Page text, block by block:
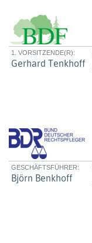
1. VORSITZENDE(R):
Gerhard Tenkhoff
GESCHÄFTSFÜHRER:
Björn Benkhoff